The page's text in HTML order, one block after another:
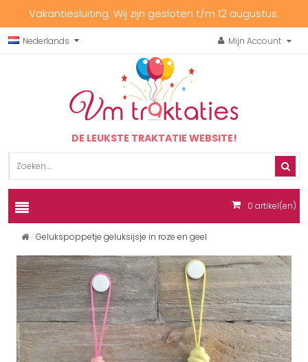
Vakantiesluiting: Wij zijn gesloten t/m 12 augustus.
Nederlands Mijn Account
DE LEUKSTE TRAKTATIE WEBSITE!
0 artikel(en)
Gelukspoppetje geluksijsje in roze en geel